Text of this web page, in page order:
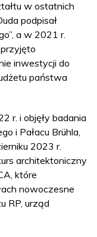
w ostatnich
podpisał
a w 2021 r.
inwestycji do
państwa
r. i objęły badania
i Pałacu Brühla,
2023 r.
architektoniczny
które
nowoczesne
RP, urząd